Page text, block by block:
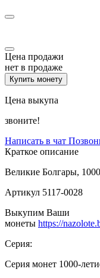
Цена продажи
нет в продаже
Купить монету
Цена выкупа
звоните!
Написать в чат
Краткое описание
Великие Болгары,
Артикул 5117-0028
Выкупим Ваши
монеты https://
Серия:
Серия монет 1000-